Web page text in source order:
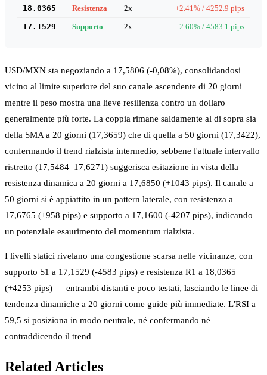
18.0365 Resistenza 2x +2.41% / 4252.9 pips
17.1529 Supporto 2x -2.60% / 4583.1 pips
USD/MXN sta negoziando a 17,5806 (-0,08%), consolidandosi
vicino al limite superiore del suo canale ascendente di 20 giorni
mentre il peso mostra una lieve resilienza contro un dollaro
generalmente più forte. La coppia rimane saldamente al di sopra sia
della SMA a 20 giorni (17,3659) che di quella a 50 giorni (17,3422),
confermando il trend rialzista intermedio, sebbene l'attuale intervallo
ristretto (17,5484–17,6271) suggerisca esitazione in vista della
resistenza dinamica a 20 giorni a 17,6850 (+1043 pips). Il canale a
50 giorni si è appiattito in un pattern laterale, con resistenza a
17,6765 (+958 pips) e supporto a 17,1600 (-4207 pips), indicando
un potenziale esaurimento del momentum rialzista.
I livelli statici rivelano una congestione scarsa nelle vicinanze, con
supporto S1 a 17,1529 (-4583 pips) e resistenza R1 a 18,0365
(+4253 pips) — entrambi distanti e poco testati, lasciando le linee di
tendenza dinamiche a 20 giorni come guide più immediate. L'RSI a
59,5 si posiziona in modo neutrale, né confermando né
contraddicendo il trend
Related Articles